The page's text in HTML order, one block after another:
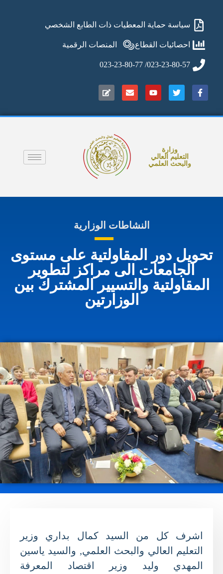
سياسة حماية المعطيات ذات الطابع الشخصي
احصائيات القطاع المنصات الرقمية
023-23-80-57/ 023-23-80-77
وزارة
التعليم العالي
والبحث العلمي
النشاطات الوزارية
تحويل دور المقاولتية على مستوى
الجامعات الى مراكز لتطوير
المقاولتية والتسيير المشترك بين
الوزارتين
اشرف كل من السيد كمال بداري وزير
التعليم العالي والبحث العلمي, والسيد ياسين
المهدي وليد وزير اقتصاد المعرفة